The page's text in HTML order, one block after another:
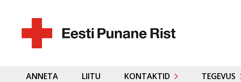
ANNETA LIITU KONTAKTID TEGEVUS